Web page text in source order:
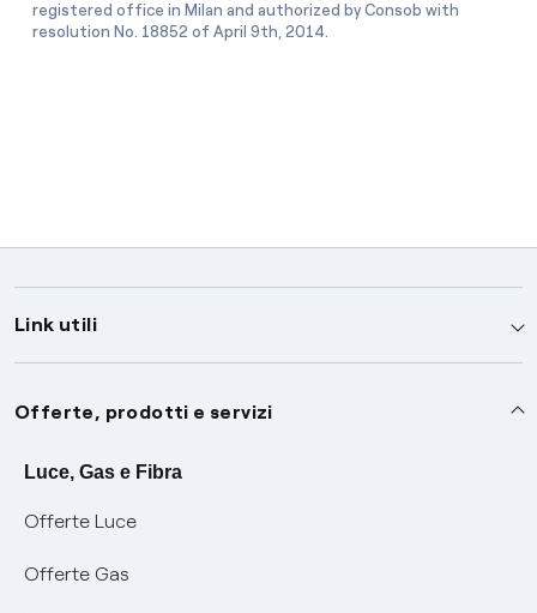
registered office in Milan and authorized by Consob with
resolution No. 18852 of April 9th, 2014.
Link utili
Assistenza
Avvisi
SOS luce e gas
Conciliazioni e risoluzione delle controversie
Servizi
Offerte, prodotti e servizi
Luce, Gas e Fibra
Offerte Luce
Offerte Gas